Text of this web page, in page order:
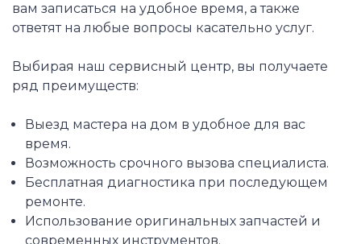
вам записаться на удобное время, а также
ответят на любые вопросы касательно услуг.
Выбирая наш сервисный центр, вы получаете
ряд преимуществ:
Выезд мастера на дом в удобное для вас
время.
Возможность срочного вызова специалиста.
Бесплатная диагностика при последующем
ремонте.
Использование оригинальных запчастей и
современных инструментов.